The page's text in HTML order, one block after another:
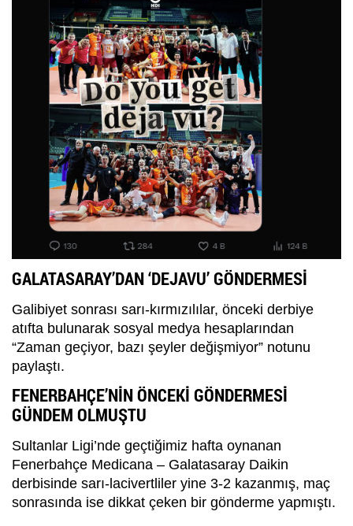
GALATASARAY’DAN ‘DEJAVU’ GÖNDERMESİ
Galibiyet sonrası sarı-kırmızılılar, önceki derbiye
atıfta bulunarak sosyal medya hesaplarından
“Zaman geçiyor, bazı şeyler değişmiyor” notunu
paylaştı.
FENERBAHÇE’NİN ÖNCEKİ GÖNDERMESİ
GÜNDEM OLMUŞTU
Sultanlar Ligi’nde geçtiğimiz hafta oynanan
Fenerbahçe Medicana – Galatasaray Daikin
derbisinde sarı-lacivertliler yine 3-2 kazanmış, maç
sonrasında ise dikkat çeken bir gönderme yapmıştı.